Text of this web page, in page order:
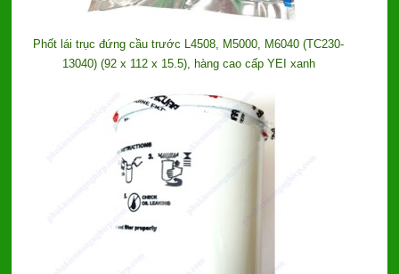
Phốt lái trục đứng cầu trước L4508, M5000, M6040 (TC230-
13040) (92 x 112 x 15.5), hàng cao cấp YEI xanh